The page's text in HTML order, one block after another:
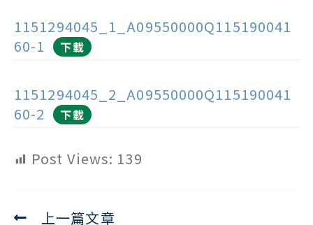
1151294045_1_A09550000Q115190041
60-1
下載
1151294045_2_A09550000Q115190041
60-2
下載
Post Views: 139
Read上一篇文章